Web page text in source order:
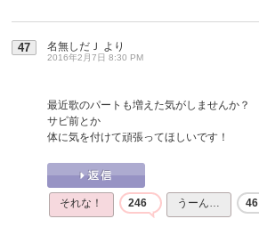
47 名無しだＪ より
2016年2月7日 8:30 PM
最近歌のパートも増えた気がしませんか？
サビ前とか
体に気を付けて頑張ってほしいです！
それな！ 246 うーん… 46